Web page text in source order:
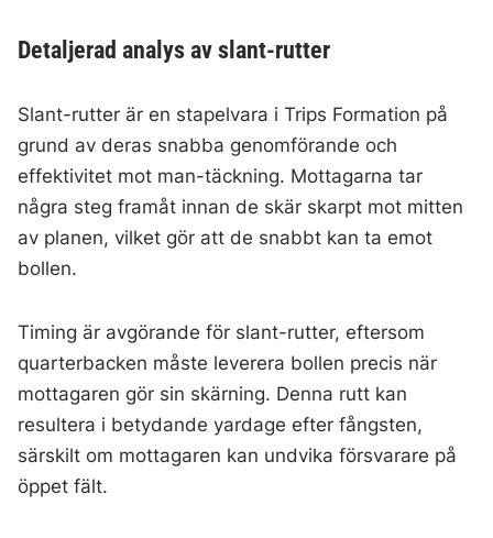
Detaljerad analys av slant-rutter
Slant-rutter är en stapelvara i Trips Formation på
grund av deras snabba genomförande och
effektivitet mot man-täckning. Mottagarna tar
några steg framåt innan de skär skarpt mot mitten
av planen, vilket gör att de snabbt kan ta emot
bollen.
Timing är avgörande för slant-rutter, eftersom
quarterbacken måste leverera bollen precis när
mottagaren gör sin skärning. Denna rutt kan
resultera i betydande yardage efter fångsten,
särskilt om mottagaren kan undvika försvarare på
öppet fält.